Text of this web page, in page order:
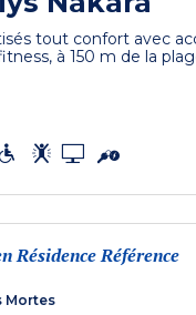
tout confort avec
à 150 m de la
Résidence Référence
Mortes